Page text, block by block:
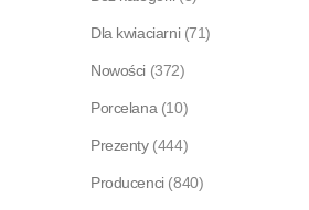
Dla kwiaciarni (71)
Nowości (372)
Porcelana (10)
Prezenty (444)
Producenci (840)